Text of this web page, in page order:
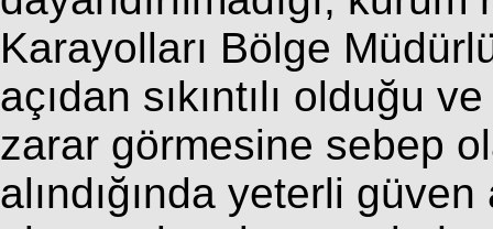
Karayolları Bölge
açıdan sıkıntılı olduğu
zarar görmesine sebep
alındığında yeterli